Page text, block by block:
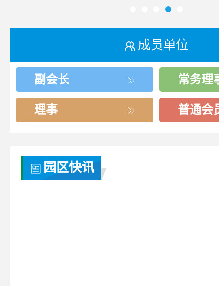
成员单位
副会长 常务理
理事 普通会
园区快讯